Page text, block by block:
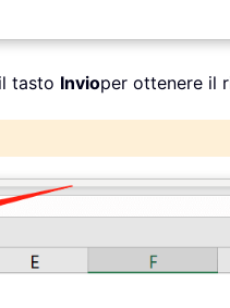
tasto Invioper ottenere il